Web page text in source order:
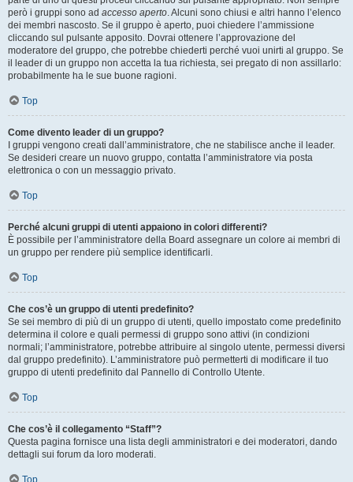
però i gruppi sono ad accesso aperto. Alcuni sono chiusi e altri hanno l’elenco
dei membri nascosto. Se il gruppo è aperto, puoi chiedere l’ammissione
cliccando sul pulsante apposito. Dovrai ottenere l’approvazione del
moderatore del gruppo, che potrebbe chiederti perché vuoi unirti al gruppo. Se
il leader di un gruppo non accetta la tua richiesta, sei pregato di non assillarlo:
probabilmente ha le sue buone ragioni.
Top
Come divento leader di un gruppo?
I gruppi vengono creati dall’amministratore, che ne stabilisce anche il leader.
Se desideri creare un nuovo gruppo, contatta l’amministratore via posta
elettronica o con un messaggio privato.
Top
Perché alcuni gruppi di utenti appaiono in colori differenti?
È possibile per l’amministratore della Board assegnare un colore ai membri di
un gruppo per rendere più semplice identificarli.
Top
Che cos’è un gruppo di utenti predefinito?
Se sei membro di più di un gruppo di utenti, quello impostato come predefinito
determina il colore e quali permessi di gruppo sono attivi (in condizioni
normali; l’amministratore, potrebbe attribuire al singolo utente, permessi diversi
dal gruppo predefinito). L’amministratore può permetterti di modificare il tuo
gruppo di utenti predefinito dal Pannello di Controllo Utente.
Top
Che cos’è il collegamento “Staff”?
Questa pagina fornisce una lista degli amministratori e dei moderatori, dando
dettagli sui forum da loro moderati.
Top